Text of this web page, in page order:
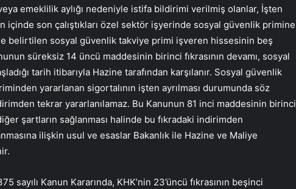
emeklilik aylığı nedeniyle istifa bildirimi verilmiş olanlar, İşten
içinde son çalıştıkları özel sektör işyerinde sosyal güvenlik primine
belirtilen sosyal güvenlik takviye primi işveren hissesinin beş
süreksiz 14 üncü maddesinin birinci fıkrasının devamı, sosyal
tarih itibarıyla Hazine tarafından karşılanır. Sosyal güvenlik
yararlanan sigortalının işten ayrılması durumunda söz
tekrar yararlanılamaz. Bu Kanunun 81 inci maddesinin birinci
şartların sağlanması halinde bu fıkradaki indirimden
ilişkin usul ve esaslar Bakanlık ile Hazine ve Maliye
sayılı Kanun Kararında, KHK’nin 23’üncü fıkrasının beşinci